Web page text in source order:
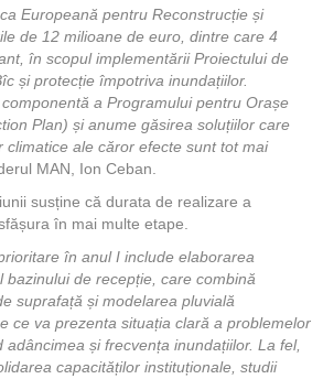
Europeană pentru Reconstrucție și
de 12 milioane de euro, dintre care 4
în scopul implementării Proiectului de
și protecție împotriva inundațiilor.
a Programului pentru Orașe
Plan) și anume găsirea soluțiilor care
climatice ale căror efecte sunt tot mai
MAN, Ion Ceban.
susține că durata de realizare a
în mai multe etape.
în anul I include elaborarea
bazinului de recepție, care combină
suprafață și modelarea pluvială
ce va prezenta situația clară a problemelor
adâncimea și frecvența inundațiilor. La fel,
capacităților instituționale, studii